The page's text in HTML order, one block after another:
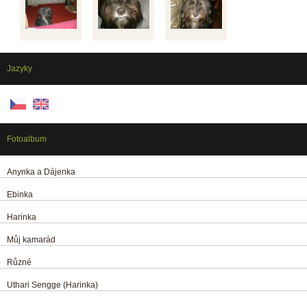
Jazyky
Fotoalbum
Anynka a Dájenka
Ebinka
Harinka
Můj kamarád
Různé
Uthari Sengge (Harinka)